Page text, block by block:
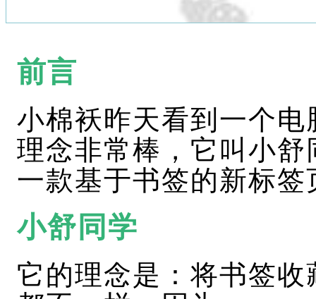
前言
小棉袄昨天看到一个
理念非常棒，它叫小
一款基于书签的新标签
小舒同学
它的理念是：将书签